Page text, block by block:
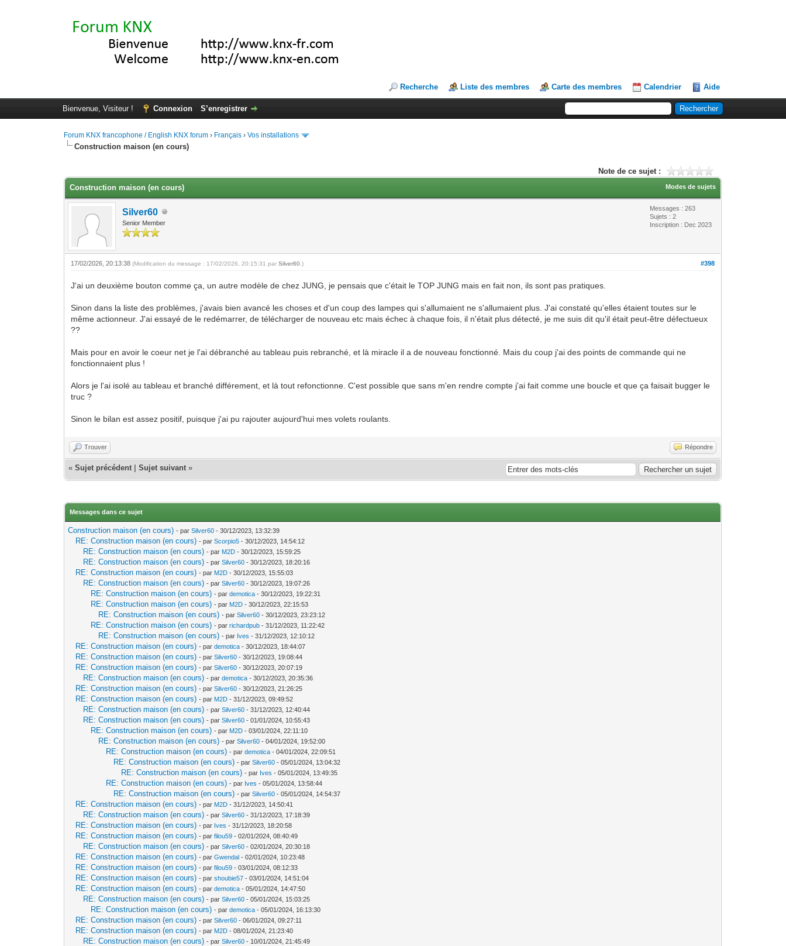
Recherche Liste des membres Carte des membres Calendrier Aide
Bienvenue, Visiteur ! Connexion S’enregistrer
Forum KNX francophone / English KNX forum › Français ›Vos installations
Construction maison (en cours)
Note de ce sujet :
Modes de sujets
Construction maison (en cours)
Silver60
Senior Member
Messages : 263
Sujets : 2
Inscription : Dec 2023
#398
17/02/2026, 20:13:38(Modification du message : 17/02/2026, 20:15:31 parSilver60 .)
J'ai un deuxième bouton comme ça, un autre modèle de chez JUNG, je pensais que c'était le TOP JUNG mais en fait non, ils sont pas pratiques.
Sinon dans la liste des problèmes, j'avais bien avancé les choses et d'un coup des lampes qui s'allumaient ne s'allumaient plus. J'ai constaté qu'elles étaient toutes sur le
même actionneur. J'ai essayé de le redémarrer, de télécharger de nouveau etc mais échec à chaque fois, il n'était plus détecté, je me suis dit qu'il était peut-être défectueux
??
Mais pour en avoir le coeur net je l'ai débranché au tableau puis rebranché, et là miracle il a de nouveau fonctionné. Mais du coup j'ai des points de commande qui ne
fonctionnaient plus !
Alors je l'ai isolé au tableau et branché différement, et là tout refonctionne. C'est possible que sans m'en rendre compte j'ai fait comme une boucle et que ça faisait bugger le
truc ?
Sinon le bilan est assez positif, puisque j'ai pu rajouter aujourd'hui mes volets roulants.
Trouver Répondre
«Sujet précédent |Sujet suivant »
Messages dans ce sujet
Construction maison (en cours) - parSilver60 - 30/12/2023, 13:32:39
RE: Construction maison (en cours) - parScorpio5 - 30/12/2023, 14:54:12
RE: Construction maison (en cours) - par M2D - 30/12/2023, 15:59:25
RE: Construction maison (en cours) - parSilver60 - 30/12/2023, 18:20:16
RE: Construction maison (en cours) - par M2D - 30/12/2023, 15:55:03
RE: Construction maison (en cours) - parSilver60 - 30/12/2023, 19:07:26
RE: Construction maison (en cours) - pardemotica - 30/12/2023, 19:22:31
RE: Construction maison (en cours) - par M2D - 30/12/2023, 22:15:53
RE: Construction maison (en cours) - parSilver60 - 30/12/2023, 23:23:12
RE: Construction maison (en cours) - parrichardpub - 31/12/2023, 11:22:42
RE: Construction maison (en cours) - par Ives - 31/12/2023, 12:10:12
RE: Construction maison (en cours) - pardemotica - 30/12/2023, 18:44:07
RE: Construction maison (en cours) - parSilver60 - 30/12/2023, 19:08:44
RE: Construction maison (en cours) - parSilver60 - 30/12/2023, 20:07:19
RE: Construction maison (en cours) - pardemotica - 30/12/2023, 20:35:36
RE: Construction maison (en cours) - parSilver60 - 30/12/2023, 21:26:25
RE: Construction maison (en cours) - par M2D - 31/12/2023, 09:49:52
RE: Construction maison (en cours) - parSilver60 - 31/12/2023, 12:40:44
RE: Construction maison (en cours) - parSilver60 - 01/01/2024, 10:55:43
RE: Construction maison (en cours) - par M2D - 03/01/2024, 22:11:10
RE: Construction maison (en cours) - parSilver60 - 04/01/2024, 19:52:00
RE: Construction maison (en cours) - pardemotica - 04/01/2024, 22:09:51
RE: Construction maison (en cours) - parSilver60 - 05/01/2024, 13:04:32
RE: Construction maison (en cours) - par Ives - 05/01/2024, 13:49:35
RE: Construction maison (en cours) - par Ives - 05/01/2024, 13:58:44
RE: Construction maison (en cours) - parSilver60 - 05/01/2024, 14:54:37
RE: Construction maison (en cours) - par M2D - 31/12/2023, 14:50:41
RE: Construction maison (en cours) - parSilver60 - 31/12/2023, 17:18:39
RE: Construction maison (en cours) - par Ives - 31/12/2023, 18:20:58
RE: Construction maison (en cours) - parfilou59 - 02/01/2024, 08:40:49
RE: Construction maison (en cours) - parSilver60 - 02/01/2024, 20:30:18
RE: Construction maison (en cours) - parGwendal - 02/01/2024, 10:23:48
RE: Construction maison (en cours) - parfilou59 - 03/01/2024, 08:12:33
RE: Construction maison (en cours) - parshoubie57 - 03/01/2024, 14:51:04
RE: Construction maison (en cours) - pardemotica - 05/01/2024, 14:47:50
RE: Construction maison (en cours) - parSilver60 - 05/01/2024, 15:03:25
RE: Construction maison (en cours) - pardemotica - 05/01/2024, 16:13:30
RE: Construction maison (en cours) - parSilver60 - 06/01/2024, 09:27:11
RE: Construction maison (en cours) - par M2D - 08/01/2024, 21:23:40
RE: Construction maison (en cours) - parSilver60 - 10/01/2024, 21:45:49